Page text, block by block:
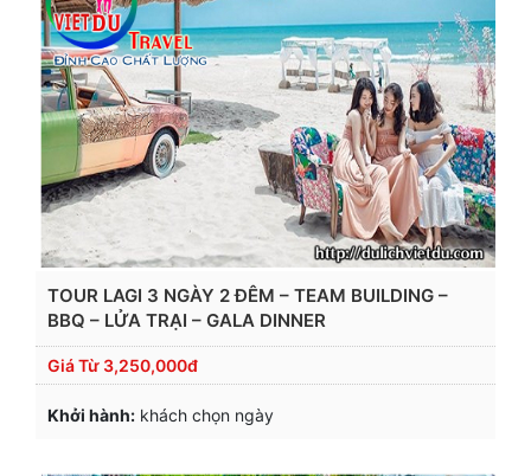
TOUR LAGI 3 NGÀY 2 ĐÊM – TEAM BUILDING –
BBQ – LỬA TRẠI – GALA DINNER
Giá Từ 3,250,000đ
Khởi hành: khách chọn ngày